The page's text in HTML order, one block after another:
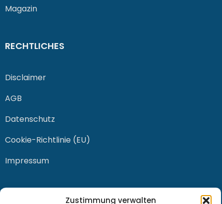
Zustimmung verwalten
Magazin
RECHTLICHES
Disclaimer
AGB
Datenschutz
Cookie-Richtlinie (EU)
Impressum